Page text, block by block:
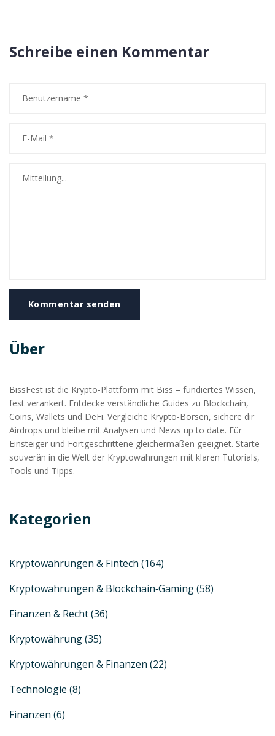
Schreibe einen Kommentar
Kommentar senden
Über
BissFest ist die Krypto-Plattform mit Biss – fundiertes Wissen,
fest verankert. Entdecke verständliche Guides zu Blockchain,
Coins, Wallets und DeFi. Vergleiche Krypto-Börsen, sichere dir
Airdrops und bleibe mit Analysen und News up to date. Für
Einsteiger und Fortgeschrittene gleichermaßen geeignet. Starte
souverän in die Welt der Kryptowährungen mit klaren Tutorials,
Tools und Tipps.
Kategorien
Kryptowährungen & Fintech (164)
Kryptowährungen & Blockchain‑Gaming(58)
Finanzen & Recht(36)
Kryptowährung(35)
Kryptowährungen & Finanzen (22)
Technologie (8)
Finanzen (6)